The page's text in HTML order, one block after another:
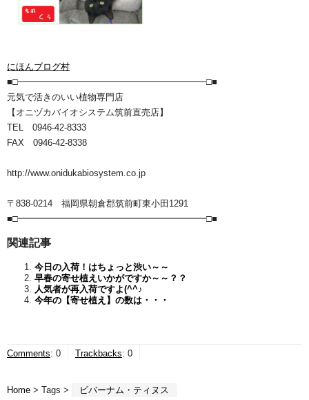
にほんブログ村
■□━━━━━━━━━━━━━━━━━━━━━□■
元気で活きのいい植物専門店
【オニヅカバイオシステム筑前直売店】
TEL 0946-42-8333
FAX 0946-42-8338
http://www.onidukabiosystem.co.jp
〒838-0214 福岡県朝倉郡筑前町東小田1291
■□━━━━━━━━━━━━━━━━━━━━━□■
関連記事
今日の入荷！はちょっと渋い～～
早春の寄せ植えいかがですか～～？？
人気者が再入荷ですよ(^^♪
今年の【寄せ植え】の数は・・・
Comments: 0 Trackbacks: 0
Home > Tags > ビバーナム・ティヌス